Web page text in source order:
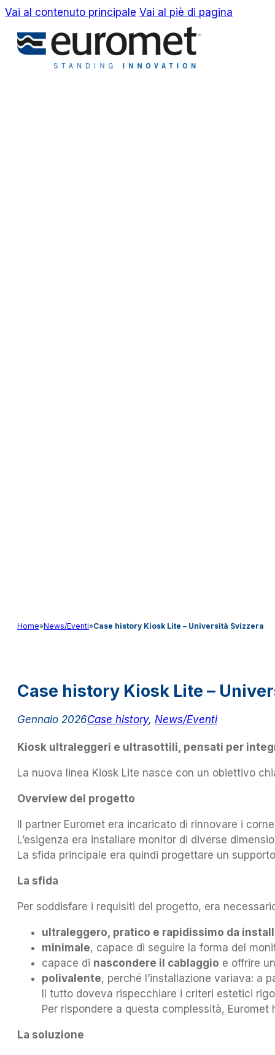
Vai al contenuto principale Vai al piè di pagina
IT
EN
Home»News/Eventi»Case history Kiosk Lite – Università Svizzera
Case history Kiosk Lite –
Gennaio 2026Case history, News/Eventi
Kiosk ultraleggeri e ultrasottili, pensati per
La nuova linea Kiosk Lite nasce con un obiettivo
Overview del progetto
Il partner Euromet era incaricato di rinnovare i
L’esigenza era installare monitor di diverse
La sfida principale era quindi progettare un
La sfida
Per soddisfare i requisiti del progetto, era
ultraleggero, pratico e rapidissimo da
minimale, capace di seguire la forma del
capace di nascondere il cablaggio e offrire
polivalente, perché l’installazione variava: a
Il tutto doveva rispecchiare i criteri estetici
Per rispondere a questa complessità,
La soluzione